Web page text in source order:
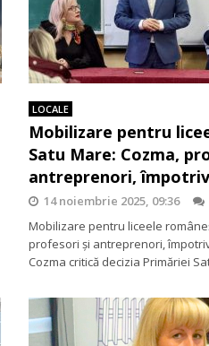
LOCALE
Mobilizare pentru
Satu Mare: Cozma,
antreprenori,
14 noiembrie 2025, 09:36
Mobilizare pentru liceele
profesori și antreprenori,
Cozma critică decizia Primăriei